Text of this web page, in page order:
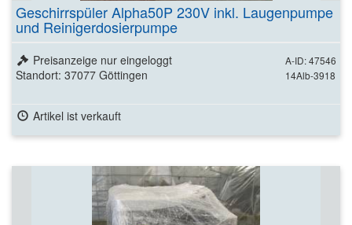
Geschirrspüler Alpha50P 230V inkl. Laugenpumpe
und Reinigerdosierpumpe
A-ID: 47546
14Alb-3918
Preisanzeige nur eingeloggt
Standort: 37077 Göttingen
Artikel ist verkauft